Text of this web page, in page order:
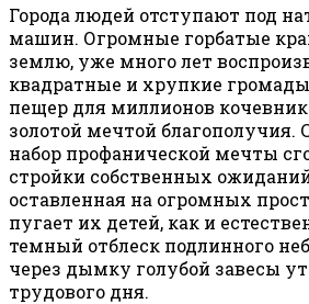
Города людей отступают под
машин. Огромные горбатые
землю, уже много лет
квадратные и хрупкие
пещер для миллионов
золотой мечтой благополучия.
набор профанической мечты
стройки собственных
оставленная на огромных
пугает их детей, как и
темный отблеск подлинного
через дымку голубой завесы
трудового дня.